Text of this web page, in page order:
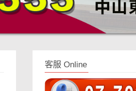
客服 Online